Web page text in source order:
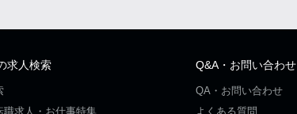
求人検索
職求人・お仕事特集
Q&A・お問い合わせ
QA・お問い合わせ
よくある質問